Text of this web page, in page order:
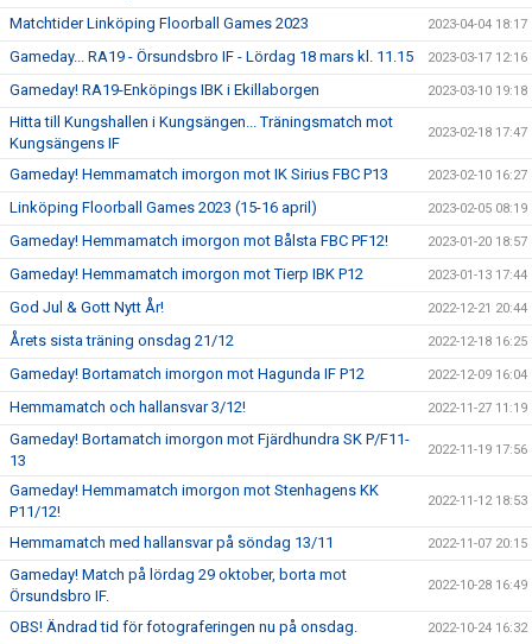
Matchtider Linköping Floorball Games 2023 2023-04-04 18:17
Gameday... RA19 - Örsundsbro IF - Lördag 18 mars kl. 11.15 2023-03-17 12:16
Gameday! RA19-Enköpings IBK i Ekillaborgen 2023-03-10 19:18
Hitta till Kungshallen i Kungsängen... Träningsmatch mot
Kungsängens IF
2023-02-18 17:47
Gameday! Hemmamatch imorgon mot IK Sirius FBC P13 2023-02-10 16:27
Linköping Floorball Games 2023 (15-16 april) 2023-02-05 08:19
Gameday! Hemmamatch imorgon mot Bålsta FBC PF12! 2023-01-20 18:57
Gameday! Hemmamatch imorgon mot Tierp IBK P12 2023-01-13 17:44
God Jul & Gott Nytt År! 2022-12-21 20:44
Årets sista träning onsdag 21/12 2022-12-18 16:25
Gameday! Bortamatch imorgon mot Hagunda IF P12 2022-12-09 16:04
Hemmamatch och hallansvar 3/12! 2022-11-27 11:19
Gameday! Bortamatch imorgon mot Fjärdhundra SK P/F11-
13
2022-11-19 17:56
Gameday! Hemmamatch imorgon mot Stenhagens KK
P11/12!
2022-11-12 18:53
Hemmamatch med hallansvar på söndag 13/11 2022-11-07 20:15
Gameday! Match på lördag 29 oktober, borta mot
Örsundsbro IF.
2022-10-28 16:49
OBS! Ändrad tid för fotograferingen nu på onsdag. 2022-10-24 16:32